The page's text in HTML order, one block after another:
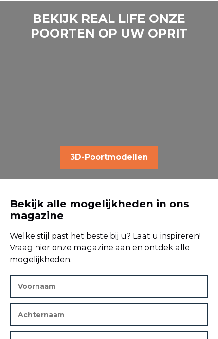
BEKIJK REAL LIFE ONZE
POORTEN OP UW OPRIT
3D-Poortmodellen
Bekijk alle mogelijkheden in ons
magazine
Welke stijl past het beste bij u? Laat u inspireren!
Vraag hier onze magazine aan en ontdek alle
mogelijkheden.